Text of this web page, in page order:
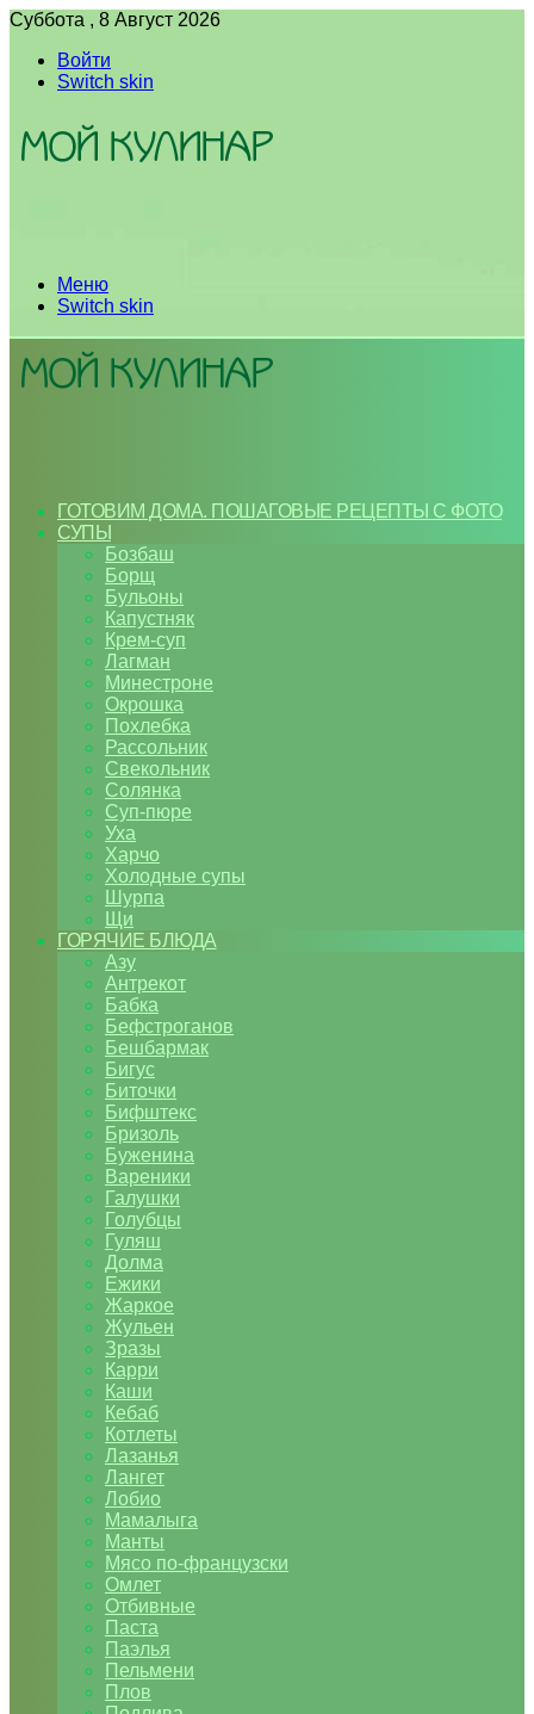
Суббота , 8 Август 2026
Войти
Switch skin
Меню
Switch skin
ГОТОВИМ ДОМА. ПОШАГОВЫЕ РЕЦЕПТЫ С ФОТО
СУПЫ
Бозбаш
Борщ
Бульоны
Капустняк
Крем-суп
Лагман
Минестроне
Окрошка
Похлебка
Рассольник
Свекольник
Солянка
Суп-пюре
Уха
Харчо
Холодные супы
Шурпа
Щи
ГОРЯЧИЕ БЛЮДА
Азу
Антрекот
Бабка
Бефстроганов
Бешбармак
Бигус
Биточки
Бифштекс
Бризоль
Буженина
Вареники
Галушки
Голубцы
Гуляш
Долма
Ежики
Жаркое
Жульен
Зразы
Карри
Каши
Кебаб
Котлеты
Лазанья
Лангет
Лобио
Мамалыга
Манты
Мясо по-французски
Омлет
Отбивные
Паста
Паэлья
Пельмени
Плов